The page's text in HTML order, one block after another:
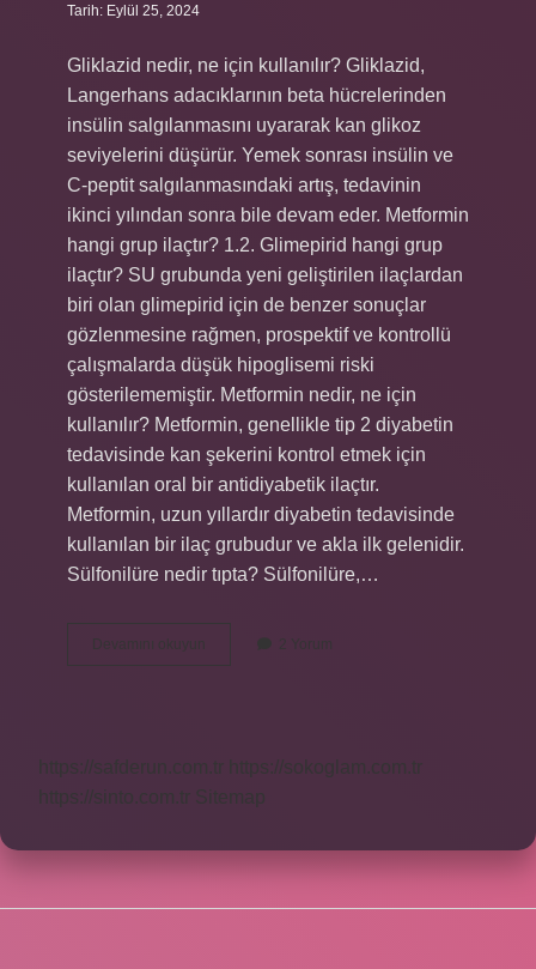
Tarih: Eylül 25, 2024
Gliklazid nedir, ne için kullanılır? Gliklazid,
Langerhans adacıklarının beta hücrelerinden
insülin salgılanmasını uyararak kan glikoz
seviyelerini düşürür. Yemek sonrası insülin ve
C-peptit salgılanmasındaki artış, tedavinin
ikinci yılından sonra bile devam eder. Metformin
hangi grup ilaçtır? 1.2. Glimepirid hangi grup
ilaçtır? SU grubunda yeni geliştirilen ilaçlardan
biri olan glimepirid için de benzer sonuçlar
gözlenmesine rağmen, prospektif ve kontrollü
çalışmalarda düşük hipoglisemi riski
gösterilememiştir. Metformin nedir, ne için
kullanılır? Metformin, genellikle tip 2 diyabetin
tedavisinde kan şekerini kontrol etmek için
kullanılan oral bir antidiyabetik ilaçtır.
Metformin, uzun yıllardır diyabetin tedavisinde
kullanılan bir ilaç grubudur ve akla ilk gelenidir.
Sülfonilüre nedir tıpta? Sülfonilüre,…
Devamını okuyun
Sülfonilüre
Ne
2 Yorum
https://safderun.com.tr
https://sokoglam.com.tr
https://sinto.com.tr
Sitemap